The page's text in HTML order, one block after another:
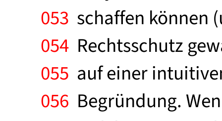
053 schaffen können
054 Rechtsschutz
055 auf einer
056 Begründung.